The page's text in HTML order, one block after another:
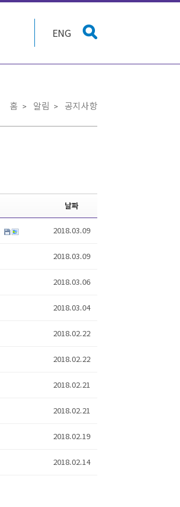
ENG
홈 알림 공지사항
날짜
2018.03.09
2018.03.09
2018.03.06
2018.03.04
2018.02.22
2018.02.22
2018.02.21
2018.02.21
2018.02.19
2018.02.14